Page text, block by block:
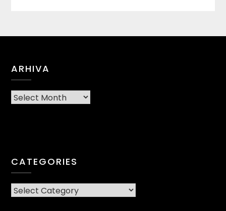
ARHIVA
Arhiva
CATEGORIES
CATEGORIES